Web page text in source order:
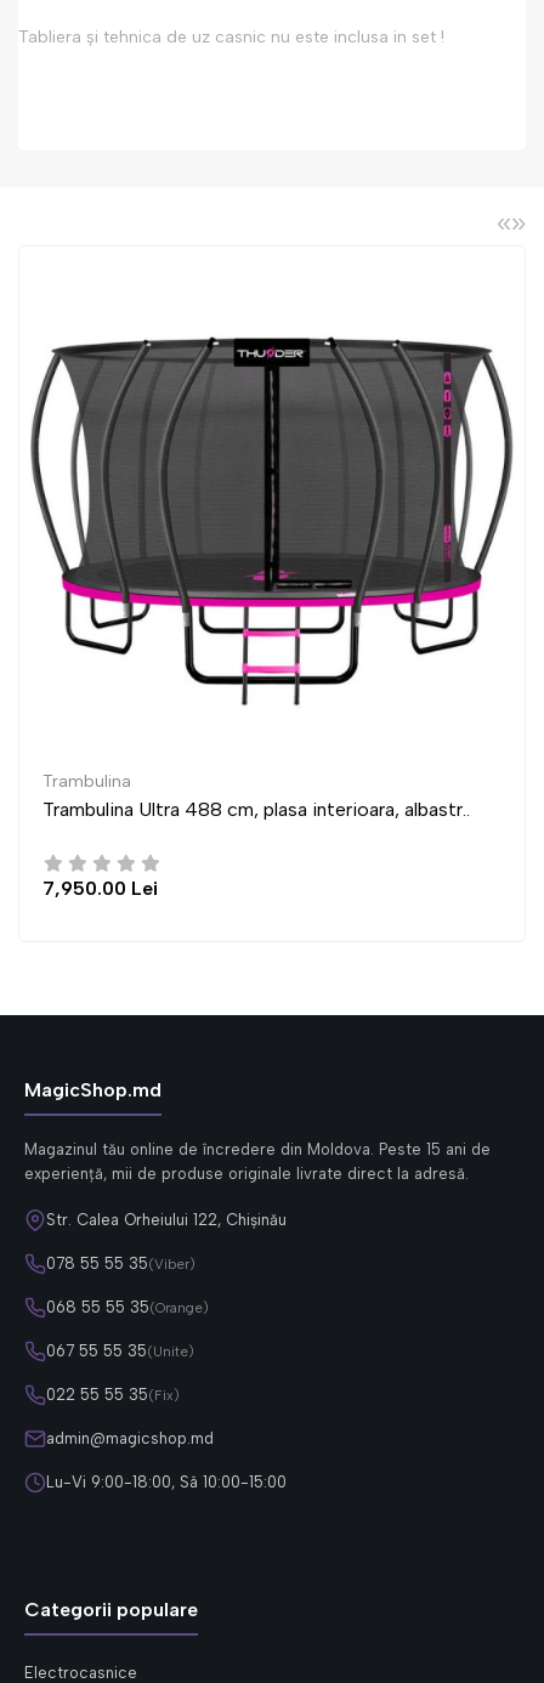
Tabliera și tehnica de uz casnic nu este inclusa in set !
«»
interioara, albastr.. Trambulina Ultra 435 cm,
MagicShop.md
Magazinul tău online de încredere din Moldova. Peste 15 ani de
experiență, mii de produse originale livrate direct la adresă.
Str. Calea Orheiului 122, Chișinău
078 55 55 35(Viber)
068 55 55 35(Orange)
067 55 55 35(Unite)
022 55 55 35(Fix)
admin@magicshop.md
Lu-Vi 9:00-18:00, Sâ 10:00-15:00
Categorii populare
Electrocasnice